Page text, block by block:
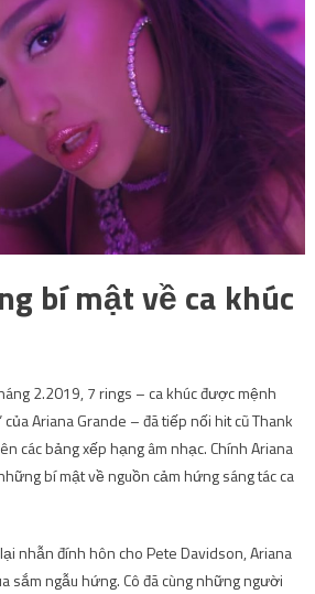
bí mật về ca khúc
2.2019, 7 rings – ca khúc được mệnh
của Ariana Grande – đã tiếp nối hit cũ Thank
các bảng xếp hạng âm nhạc. Chính Ariana
bí mật về nguồn cảm hứng sáng tác ca
nhẫn đính hôn cho Pete Davidson, Ariana
sắm ngẫu hứng. Cô đã cùng những người